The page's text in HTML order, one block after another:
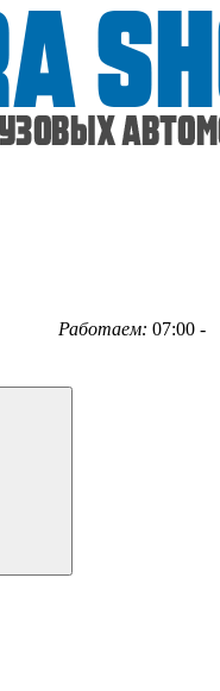
Работаем: 07:00 -